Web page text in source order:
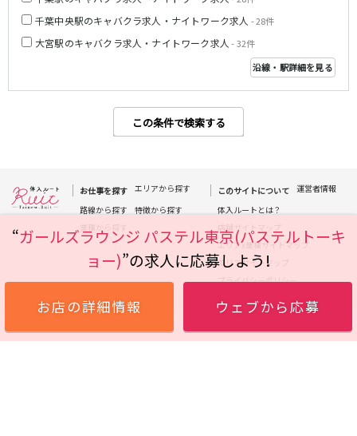
千葉中央駅のキャバクラ求人・ナイトワーク求人 - 28件
大宮駅のキャバクラ求人・ナイトワーク求人 - 32件
沿線・駅詳細を見る
この条件で検索する
所沢駅
東村山駅
高田馬場駅
航空公園駅
桜木町駅
西武池袋線
練馬駅
所沢駅
ひばりヶ丘駅
東久留米駅
飯能駅
大泉学園駅
お仕事を探す エリアから探す
路線から探す
特徴から探す
業種から探す
このサイトについて
運営者情報
体入ルートとは？
店舗サイトマップ
エリアx業種サイトマップ
エリアサイトマップ
プライバシーポリシー
“ガールズラウンジ パステル東京(パステルトーキ
ョー)”の求人に応募しよう!
お店の詳細情報 ウェブから応募